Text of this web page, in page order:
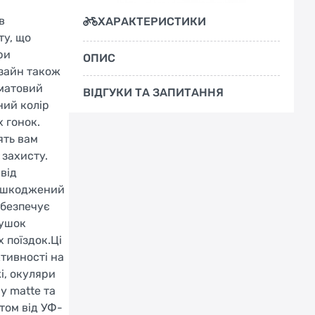
що
також
колір
гонок.
вам
на
окуляри
matte та
від УФ-
ХАРАКТЕРИСТИКИ
ОПИС
ВІДГУКИ ТА ЗАПИТАННЯ